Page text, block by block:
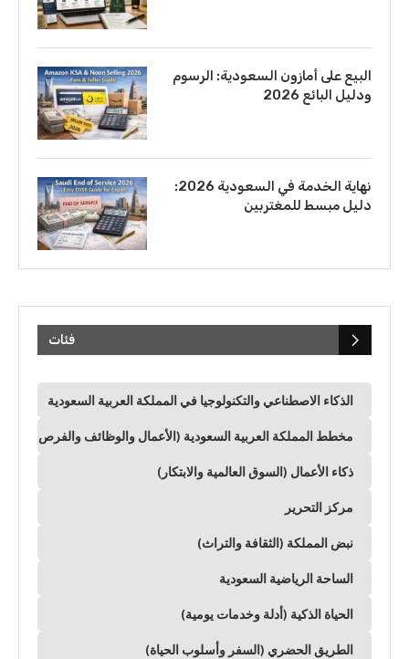
البيع على أمازون السعودية: الرسوم
ودليل البائع 2026
نهاية الخدمة في السعودية 2026:
دليل مبسط للمغتربين
فئات
الذكاء الاصطناعي والتكنولوجيا في المملكة العربية السعودية
مخطط المملكة العربية السعودية (الأعمال والوظائف والفرص)
ذكاء الأعمال (السوق العالمية والابتكار)
مركز التحرير
نبض المملكة (الثقافة والتراث)
الساحة الرياضية السعودية
الحياة الذكية (أدلة وخدمات يومية)
الطريق الحضري (السفر وأسلوب الحياة)